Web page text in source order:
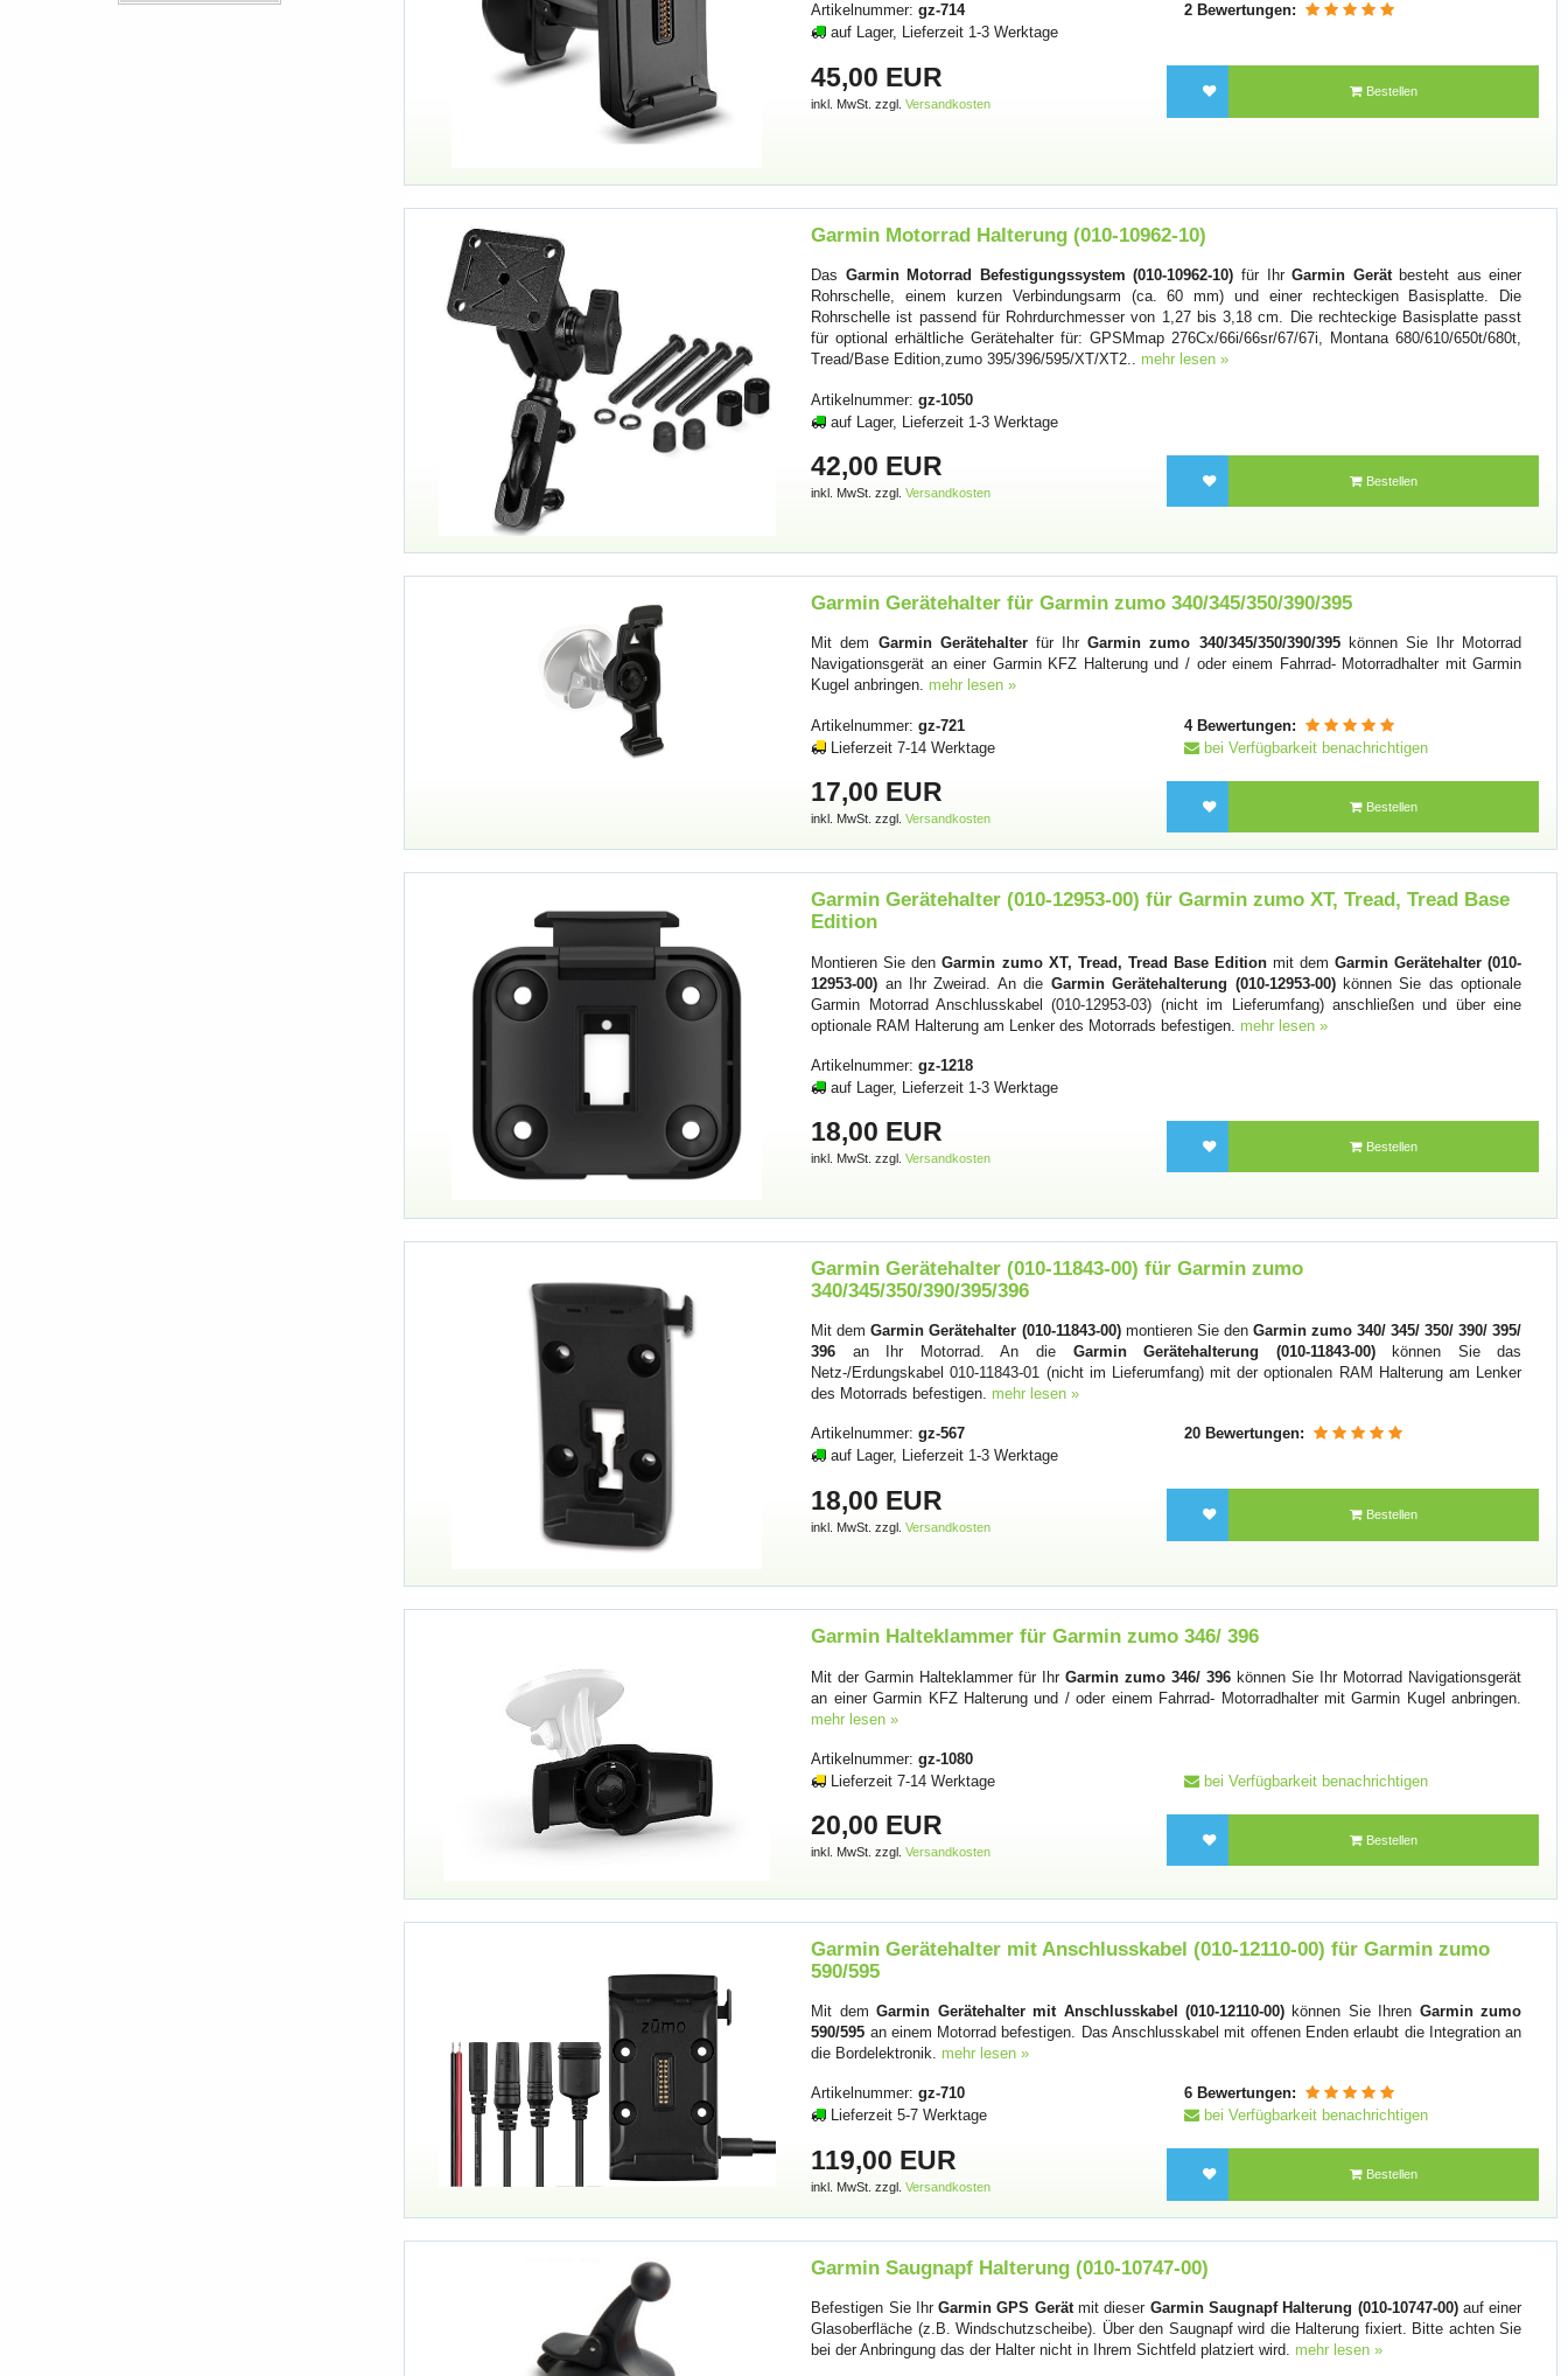
Artikelnummer:gz-714
2 Bewertungen:
auf Lager, Lieferzeit 1-3 Werktage
45,00 EUR
inkl. MwSt. zzgl.Versandkosten
Bestellen
Garmin Motorrad Halterung (010-10962-10)
Das Garmin Motorrad Befestigungssystem (010-10962-10) für IhrGarmin Gerätbesteht aus einer
Rohrschelle, einem kurzen Verbindungsarm (ca. 60 mm) und einer rechteckigen Basisplatte. Die
Rohrschelle ist passend für Rohrdurchmesser von 1,27 bis 3,18 cm. Die rechteckige Basisplatte passt
für optional erhältliche Gerätehalter für: GPSMmap 276Cx/66i/66sr/67/67i, Montana 680/610/650t/680t,
Tread/Base Edition,zumo 395/396/595/XT/XT2.. mehr lesen »
Artikelnummer:gz-1050
auf Lager, Lieferzeit 1-3 Werktage
42,00 EUR
inkl. MwSt. zzgl.Versandkosten
Bestellen
Garmin Gerätehalter für Garmin zumo 340/345/350/390/395
Mit dem Garmin Gerätehalterfür IhrGarmin zumo 340/345/350/390/395können Sie Ihr Motorrad
Navigationsgerät an einer Garmin KFZ Halterung und / oder einem Fahrrad- Motorradhalter mit Garmin
Kugel anbringen. mehr lesen »
Artikelnummer:gz-721
4 Bewertungen:
Lieferzeit 7-14 Werktage
bei Verfügbarkeit benachrichtigen
17,00 EUR
inkl. MwSt. zzgl.Versandkosten
Bestellen
Garmin Gerätehalter (010-12953-00) für Garmin zumo XT, Tread, Tread Base
Edition
Montieren Sie denGarmin zumo XT, Tread, Tread Base Editionmit demGarmin Gerätehalter (010-
12953-00) an Ihr Zweirad. An die Garmin Gerätehalterung (010-12953-00)können Sie das optionale
Garmin Motorrad Anschlusskabel (010-12953-03) (nicht im Lieferumfang) anschließen und über eine
optionale RAM Halterung am Lenker des Motorrads befestigen. mehr lesen »
Artikelnummer:gz-1218
auf Lager, Lieferzeit 1-3 Werktage
18,00 EUR
inkl. MwSt. zzgl.Versandkosten
Bestellen
Garmin Gerätehalter (010-11843-00) für Garmin zumo
340/345/350/390/395/396
Mit demGarmin Gerätehalter (010-11843-00)montieren Sie den Garmin zumo 340/ 345/ 350/ 390/ 395/
396 an Ihr Motorrad. An die Garmin Gerätehalterung (010-11843-00)können Sie das
Netz-/Erdungskabel 010-11843-01 (nicht im Lieferumfang) mit der optionalen RAM Halterung am Lenker
des Motorrads befestigen. mehr lesen »
Artikelnummer:gz-567
20 Bewertungen:
auf Lager, Lieferzeit 1-3 Werktage
18,00 EUR
inkl. MwSt. zzgl.Versandkosten
Bestellen
Garmin Halteklammer für Garmin zumo 346/ 396
Mit der Garmin Halteklammer für IhrGarmin zumo 346/ 396 können Sie Ihr Motorrad Navigationsgerät
an einer Garmin KFZ Halterung und / oder einem Fahrrad- Motorradhalter mit Garmin Kugel anbringen.
mehr lesen »
Artikelnummer:gz-1080
Lieferzeit 7-14 Werktage
bei Verfügbarkeit benachrichtigen
20,00 EUR
inkl. MwSt. zzgl.Versandkosten
Bestellen
Garmin Gerätehalter mit Anschlusskabel (010-12110-00) für Garmin zumo
590/595
Mit demGarmin Gerätehalter mit Anschlusskabel (010-12110-00)können Sie Ihren Garmin zumo
590/595 an einem Motorrad befestigen. Das Anschlusskabel mit offenen Enden erlaubt die Integration an
die Bordelektronik. mehr lesen »
Artikelnummer:gz-710
6 Bewertungen:
Lieferzeit 5-7 Werktage
bei Verfügbarkeit benachrichtigen
119,00 EUR
inkl. MwSt. zzgl.Versandkosten
Bestellen
Garmin Saugnapf Halterung (010-10747-00)
Befestigen Sie IhrGarmin GPS Gerätmit dieser Garmin Saugnapf Halterung (010-10747-00)auf einer
Glasoberfläche (z.B. Windschutzscheibe). Über den Saugnapf wird die Halterung fixiert. Bitte achten Sie
bei der Anbringung das der Halter nicht in Ihrem Sichtfeld platziert wird. mehr lesen »